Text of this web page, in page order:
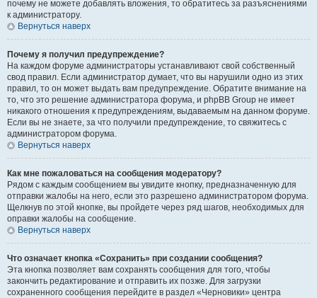
почему не можете добавлять вложения, то обратитесь за разъяснениями
к администратору.
Вернуться наверх
Почему я получил предупреждение?
На каждом форуме администраторы устанавливают свой собственный
свод правил. Если администратор думает, что вы нарушили одно из этих
правил, то он может выдать вам предупреждение. Обратите внимание на
то, что это решение администратора форума, и phpBB Group не имеет
никакого отношения к предупреждениям, выдаваемым на данном форуме.
Если вы не знаете, за что получили предупреждение, то свяжитесь с
администратором форума.
Вернуться наверх
Как мне пожаловаться на сообщения модератору?
Рядом с каждым сообщением вы увидите кнопку, предназначенную для
отправки жалобы на него, если это разрешено администратором форума.
Щелкнув по этой кнопке, вы пройдете через ряд шагов, необходимых для
оправки жалобы на сообщение.
Вернуться наверх
Что означает кнопка «Сохранить» при создании сообщения?
Эта кнопка позволяет вам сохранять сообщения для того, чтобы
закончить редактирование и отправить их позже. Для загрузки
сохраненного сообщения перейдите в раздел «Черновики» центра